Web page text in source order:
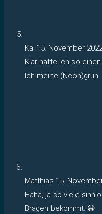
Kai 15. November
Klar hatte ich so
Ich meine (Neon)grün
Matthias 15.
Haha, ja so viele
Brägen bekommt. 😀